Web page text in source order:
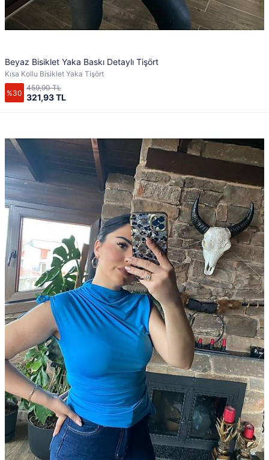
Beyaz Bisiklet Yaka Baskı Detaylı Tişört
Kısa Kollu Bisiklet Yaka Tişört
%30 321,93 TL
459,90 TL